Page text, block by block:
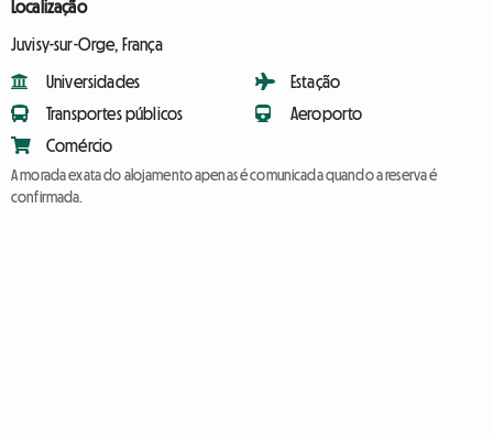
Localização
Juvisy-sur-Orge, França
Universidades
Transportes públicos
Comércio
Estação
Aeroporto
A morada exata do alojamento apenas é comunicada quando a reserva é
confirmada.